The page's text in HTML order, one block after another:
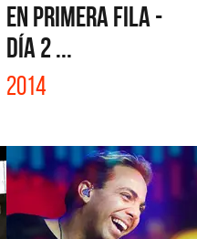
EN PRIMERA FILA -
DÍA 2 ...
2014